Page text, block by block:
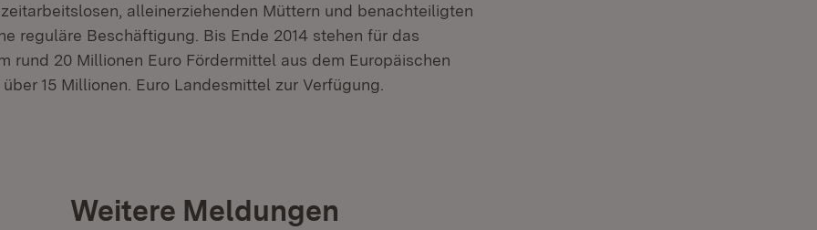
alleinerziehenden Müttern und benachteiligten
reguläre Beschäftigung. Bis Ende 2014 stehen für das
rund 20 Millionen Euro Fördermittel aus dem Europäischen
15 Millionen. Euro Landesmittel zur Verfügung.
Weitere Meldungen